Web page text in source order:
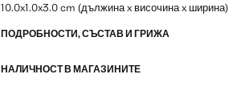
10.0x1.0x3.0 cm (дължина x височина x ширина)
ПОДРОБНОСТИ, СЪСТАВ И ГРИЖА
НАЛИЧНОСТ В МАГАЗИНИТЕ